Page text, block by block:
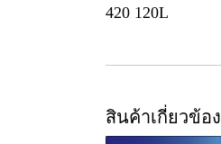
420 120L
สินค้าเกี่ยวข้อง